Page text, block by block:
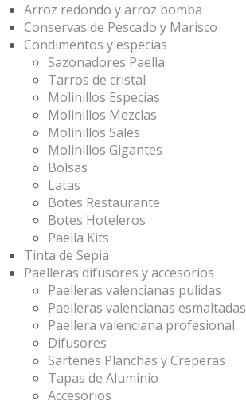
Arroz redondo y arroz bomba
Conservas de Pescado y Marisco
Condimentos y especias
Sazonadores Paella
Tarros de cristal
Molinillos Especias
Molinillos Mezclas
Molinillos Sales
Molinillos Gigantes
Bolsas
Latas
Botes Restaurante
Botes Hoteleros
Paella Kits
Tinta de Sepia
Paelleras difusores y accesorios
Paelleras valencianas pulidas
Paelleras valencianas esmaltadas
Paellera valenciana profesional
Difusores
Sartenes Planchas y Creperas
Tapas de Aluminio
Accesorios